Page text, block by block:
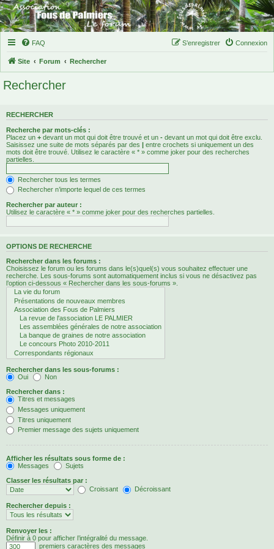
FAQ Connexion
S’enregistrer
Site Forum Rechercher
Rechercher
RECHERCHER
Recherche par mots-clés :
Placez un + devant un mot qui doit être trouvé et un - devant un mot qui doit être exclu.
Saisissez une suite de mots séparés par des | entre crochets si uniquement un des
mots doit être trouvé. Utilisez le caractère « * » comme joker pour des recherches
partielles.
Rechercher tous les termes
Rechercher n’importe lequel de ces termes
Rechercher par auteur :
Utilisez le caractère « * » comme joker pour des recherches partielles.
OPTIONS DE RECHERCHE
Rechercher dans les forums :
Choisissez le forum ou les forums dans le(s)quel(s) vous souhaitez effectuer une
recherche. Les sous-forums sont automatiquement inclus si vous ne désactivez pas
l’option ci-dessous « Rechercher dans les sous-forums ».
Rechercher dans les sous-forums :
Oui
Non
Rechercher dans :
Titres et messages
Messages uniquement
Titres uniquement
Premier message des sujets uniquement
Afficher les résultats sous forme de :
Messages
Sujets
Classer les résultats par :
Croissant
Décroissant
Rechercher depuis :
Renvoyer les :
Définir à 0 pour afficher l’intégralité du message.
premiers caractères des messages